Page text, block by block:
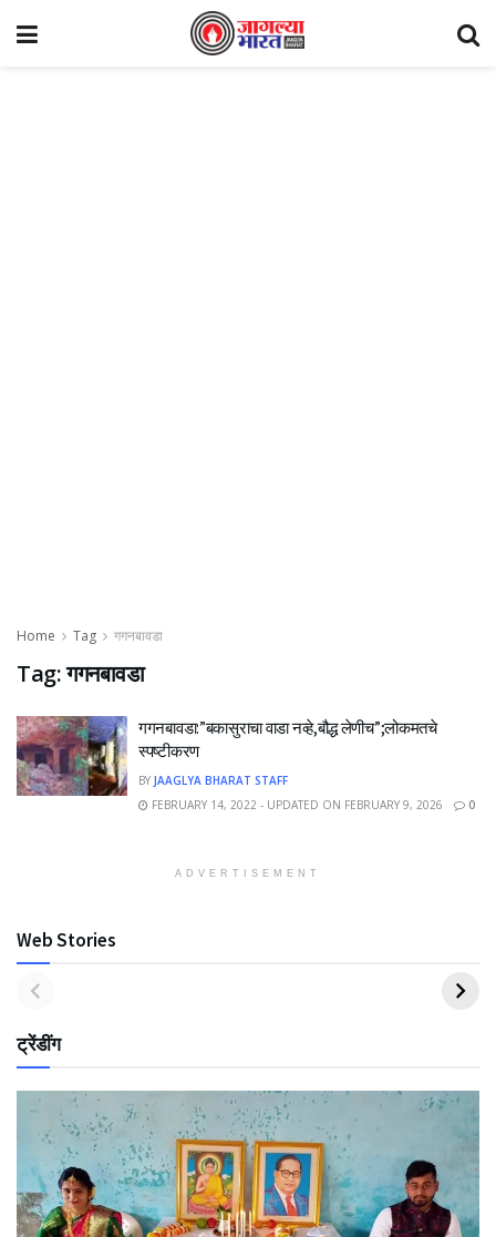
Home Tag गगनबावडा
Tag:गगनबावडा
गगनबावडा:”बकासुराचा वाडा नव्हे,बौद्ध लेणीच”;लोकमतचे
स्पष्टीकरण
BY JAAGLYA BHARAT STAFF
FEBRUARY 14, 2022 - UPDATED ON FEBRUARY 9, 2026
0
ADVERTISEMENT
Web Stories
ट्रेंडींग